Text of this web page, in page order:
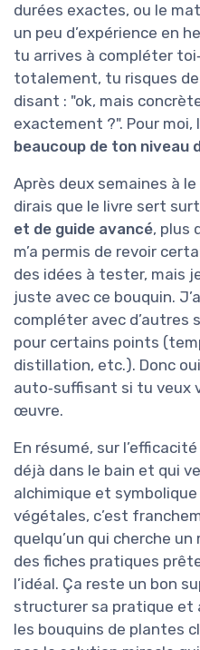
durées exactes, ou le
un peu d’expérience en
tu arrives à compléter
totalement, tu risques
disant : "ok, mais
exactement ?". Pour moi,
beaucoup de ton niveau
Après deux semaines à
dirais que le livre sert
et de guide avancé, plus
m’a permis de revoir
des idées à tester, mais
juste avec ce bouquin.
compléter avec d’autres
pour certains points
distillation, etc.). Donc
auto‑suffisant si tu
œuvre.
En résumé, sur
déjà dans le bain et qui
alchimique et
végétales, c’est
quelqu’un qui cherche
des fiches pratiques
l’idéal. Ça reste un bon
structurer sa pratique et
les bouquins de plantes